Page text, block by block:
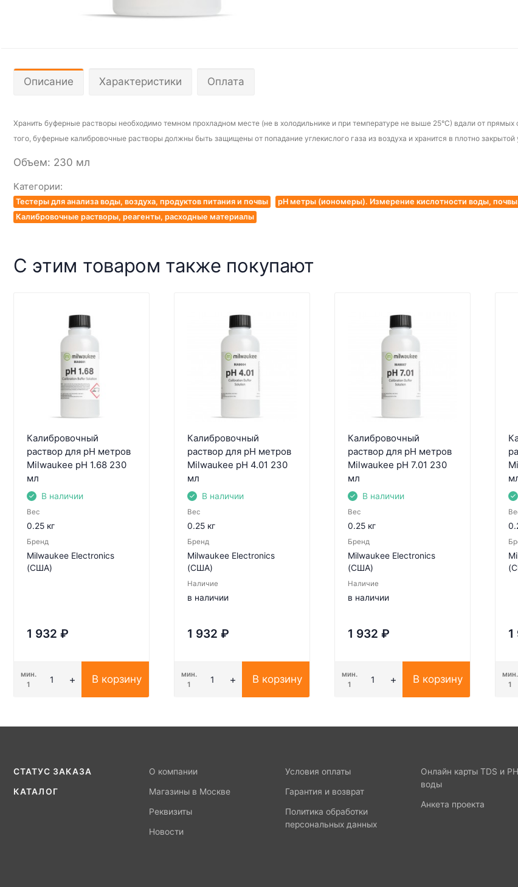
Описание Характеристики Оплата
Хранить буферные растворы необходимо темном прохладном месте (не в холодильнике и при температуре не выше 25°С) вдали от
того, буферные калибровочные растворы должны быть защищены от попадание углекислого газа из воздуха и хранится в плотно закрытой
Объем: 230 мл
Категории:
Тестеры для анализа воды, воздуха, продуктов питания и почвы
pH метры (иономеры). Измерение кислотности воды,
Калибровочные растворы, реагенты, расходные материалы
С этим товаром также покупают
Калибровочный
раствор для pH метров
Milwaukee pH 1.68 230
мл
В наличии
Вес
0.25 кг
Бренд
Milwaukee Electronics
(США)
1 932 ₽
мин.
1
В корзину
Калибровочный
раствор для pH метров
Milwaukee pH 4.01 230
мл
В наличии
Вес
0.25 кг
Бренд
Milwaukee Electronics
(США)
Наличие
в наличии
1 932 ₽
мин.
1
В корзину
Калибровочный
раствор для pH метров
Milwaukee pH 7.01 230
мл
В наличии
Вес
0.25 кг
Бренд
Milwaukee Electronics
(США)
Наличие
в наличии
1 932 ₽
мин.
1
В корзину
1
мин.
1
СТАТУС ЗАКАЗА
КАТАЛОГ
О компании
Магазины в Москве
Реквизиты
Новости
Условия оплаты
Гарантия и возврат
Политика обработки
персональных данных
Онлайн карты TDS и PH
воды
Анкета проекта